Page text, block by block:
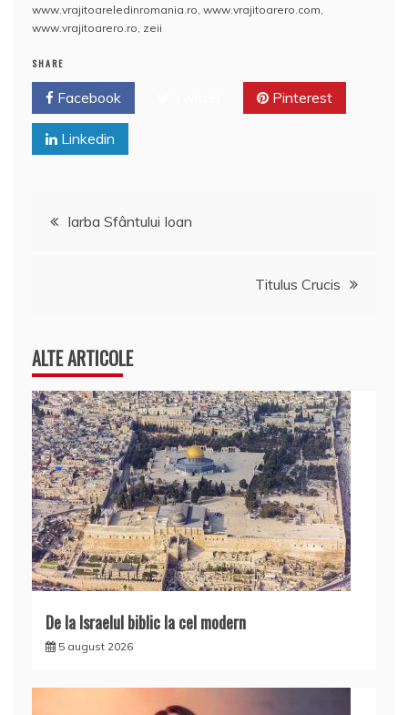
www.vrajitoareledinromania.ro, www.vrajitoarero.com,
www.vrajitoarero.ro, zeii
SHARE
Facebook Pinterest
Linkedin
Navigare
Iarba Sfântului Ioan
Titulus Crucis
ALTE ARTICOLE
De la Israelul biblic la cel modern
5 august 2026